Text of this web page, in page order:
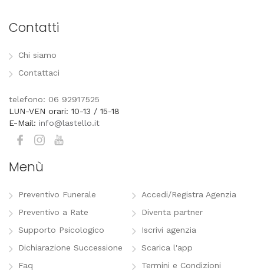
Contatti
Chi siamo
Contattaci
telefono: 06 92917525
LUN-VEN orari: 10-13 / 15-18
E-Mail: info@lastello.it
Menù
Preventivo Funerale
Preventivo a Rate
Supporto Psicologico
Dichiarazione Successione
Faq
Accedi/Registra Agenzia
Diventa partner
Iscrivi agenzia
Scarica l'app
Termini e Condizioni